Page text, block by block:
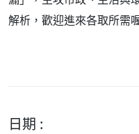
解析，歡迎進來各取所需
日期 :